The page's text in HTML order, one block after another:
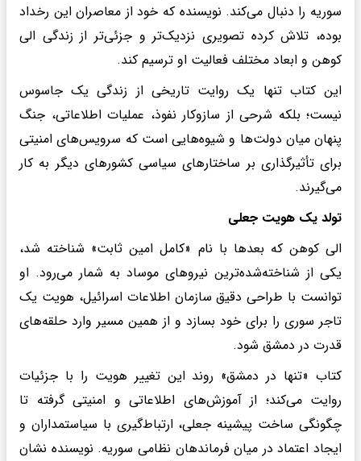
سوریه را دنبال می‌کند. نویسنده که خود از معاصران این رخداد
بوده، تلاش کرده تصویری نزدیک‌تر و جزئی‌تر از زندگی الی
کوهن و ابعاد مختلف فعالیت او ترسیم کند.
این کتاب تنها یک روایت تاریخی از زندگی یک جاسوس
نیست؛ بلکه شرحی از سازوکار نفوذ، عملیات اطلاعاتی، جنگ
پنهان میان دولت‌ها و شیوه‌هایی است که سرویس‌های امنیتی
برای تأثیرگذاری بر ساختارهای سیاسی کشورهای دیگر به کار
می‌گیرند.
تولد یک هویت جعلی
الی کوهن که بعدها با نام «کامل امین ثابت» شناخته شد،
یکی از شناخته‌شده‌ترین نیروهای موساد به شمار می‌رود. او
توانست با طراحی دقیق سازمان اطلاعات اسرائیل، هویت یک
تاجر سوری را برای خود بسازد و از همین مسیر وارد حلقه‌های
قدرت در دمشق شود.
کتاب «تنها در دمشق» روند این تغییر هویت را با جزئیات
روایت می‌کند؛ از آموزش‌های اطلاعاتی و امنیتی گرفته تا
چگونگی ساخت پیشینه جعلی، ارتباط‌گیری با سیاستمداران و
ایجاد اعتماد در میان فرماندهان نظامی سوریه. نویسنده نشان